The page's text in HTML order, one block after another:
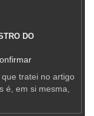
DO
tratei no artigo
é, em si mesma,